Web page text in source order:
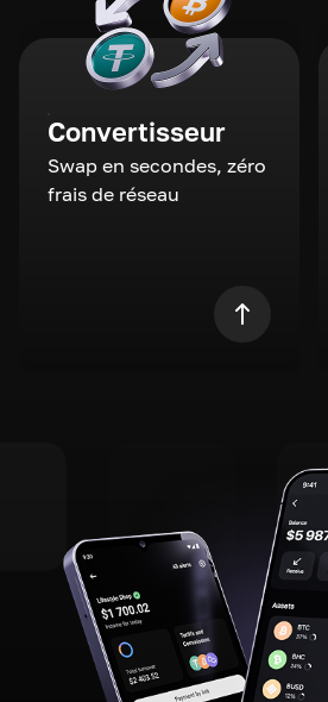
Convertisseur
Swap en secondes, zéro
frais de réseau